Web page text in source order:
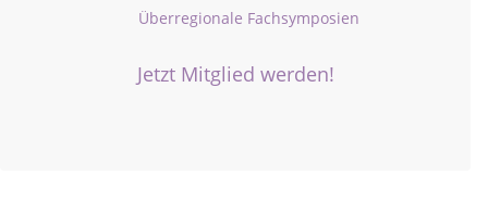
Überregionale Fachsymposien
Jetzt Mitglied werden!